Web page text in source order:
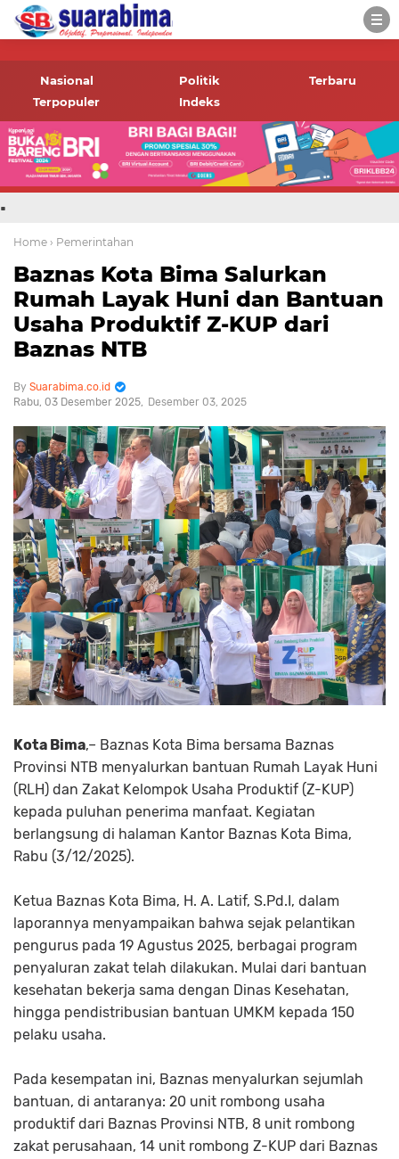
-->
informasi terbaru tentang
Bima dan daerah sekitar
Nasional Politik
Terbaru
Terpopuler
Indeks
.
Home › Pemerintahan
Baznas Kota Bima Salurkan
Rumah Layak Huni dan Bantuan
Usaha Produktif Z-KUP dari
Baznas NTB
Suarabima.co.id
Rabu, 03 Desember 2025
Desember 03, 2025
Kota Bima,– Baznas Kota Bima bersama Baznas
Provinsi NTB menyalurkan bantuan Rumah Layak Huni
(RLH) dan Zakat Kelompok Usaha Produktif (Z-KUP)
kepada puluhan penerima manfaat. Kegiatan
berlangsung di halaman Kantor Baznas Kota Bima,
Rabu (3/12/2025).
Ketua Baznas Kota Bima, H. A. Latif, S.Pd.I, dalam
laporannya menyampaikan bahwa sejak pelantikan
pengurus pada 19 Agustus 2025, berbagai program
penyaluran zakat telah dilakukan. Mulai dari bantuan
kesehatan bekerja sama dengan Dinas Kesehatan,
hingga pendistribusian bantuan UMKM kepada 150
pelaku usaha.
Pada kesempatan ini, Baznas menyalurkan sejumlah
bantuan, di antaranya: 20 unit rombong usaha
produktif dari Baznas Provinsi NTB, 8 unit rombong
zakat perusahaan, 14 unit rombong Z-KUP dari Baznas